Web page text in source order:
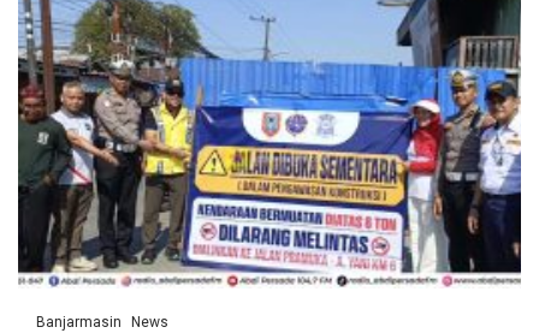
Banjarmasin News